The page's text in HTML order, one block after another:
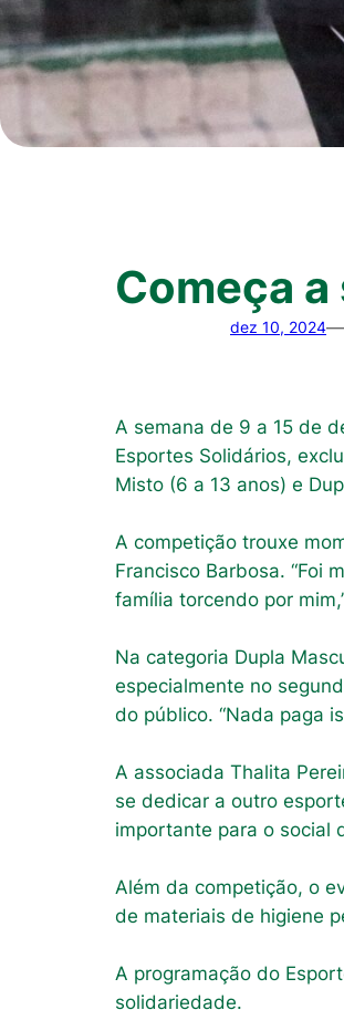
Começa
dez 10, 2024—
A semana de 9 a 15 de
Esportes Solidários,
Misto (6 a 13 anos) e
A competição trouxe
Francisco Barbosa. “Foi
família torcendo por
Na categoria Dupla
especialmente no
do público. “Nada paga
A associada Thalita
se dedicar a outro
importante para o social
Além da competição, o
de materiais de higiene
A programação do
solidariedade.